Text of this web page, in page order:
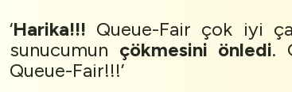
‘Harika!!! Queue-Fair çok iyi
sunucumun çökmesini önledi.
Queue-Fair!!!’